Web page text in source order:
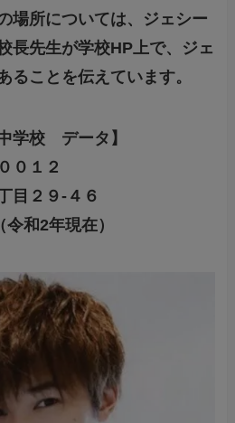
場所については、ジェシー
長先生が学校HP上で、ジェ
ることを伝えています。
学校 データ】
０１２
目２９-４６
和2年現在）